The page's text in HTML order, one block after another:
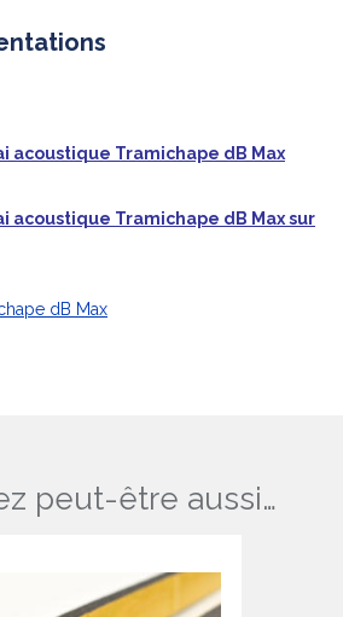
acoustique Tramichape dB Max
acoustique Tramichape dB Max sur
dB Max
peut-être aussi…